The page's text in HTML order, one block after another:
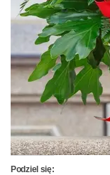
Podziel się: